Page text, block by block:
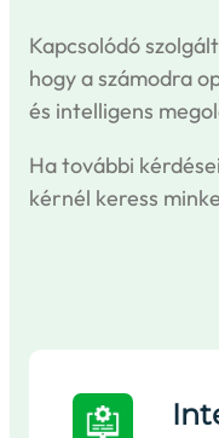
Kapcsolódó
hogy a számodra
és intelligens
Ha további
kérnél keress